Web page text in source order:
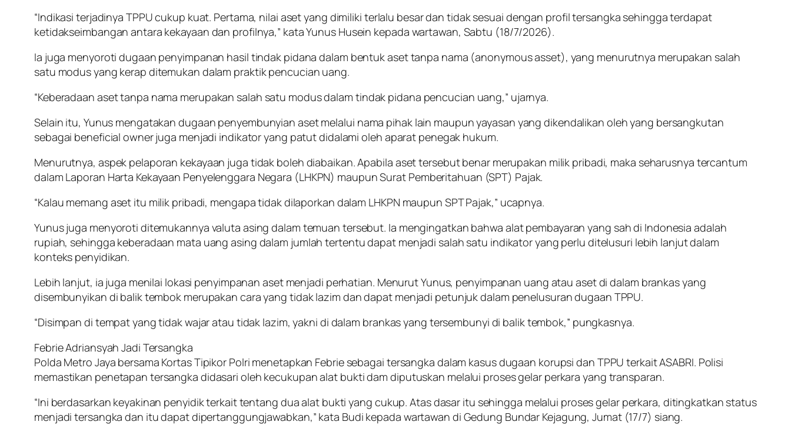
“Indikasi terjadinya TPPU cukup kuat. Pertama, nilai aset yang dimiliki terlalu besar dan tidak sesuai dengan profil tersangka sehingga terdapat
ketidakseimbangan antara kekayaan dan profilnya,” kata Yunus Husein kepada wartawan, Sabtu (18/7/2026).
Ia juga menyoroti dugaan penyimpanan hasil tindak pidana dalam bentuk aset tanpa nama (anonymous asset), yang menurutnya merupakan salah
satu modus yang kerap ditemukan dalam praktik pencucian uang.
“Keberadaan aset tanpa nama merupakan salah satu modus dalam tindak pidana pencucian uang,” ujarnya.
Selain itu, Yunus mengatakan dugaan penyembunyian aset melalui nama pihak lain maupun yayasan yang dikendalikan oleh yang bersangkutan
sebagai beneficial owner juga menjadi indikator yang patut didalami oleh aparat penegak hukum.
Menurutnya, aspek pelaporan kekayaan juga tidak boleh diabaikan. Apabila aset tersebut benar merupakan milik pribadi, maka seharusnya tercantum
dalam Laporan Harta Kekayaan Penyelenggara Negara (LHKPN) maupun Surat Pemberitahuan (SPT) Pajak.
“Kalau memang aset itu milik pribadi, mengapa tidak dilaporkan dalam LHKPN maupun SPT Pajak,” ucapnya.
Yunus juga menyoroti ditemukannya valuta asing dalam temuan tersebut. Ia mengingatkan bahwa alat pembayaran yang sah di Indonesia adalah
rupiah, sehingga keberadaan mata uang asing dalam jumlah tertentu dapat menjadi salah satu indikator yang perlu ditelusuri lebih lanjut dalam
konteks penyidikan.
Lebih lanjut, ia juga menilai lokasi penyimpanan aset menjadi perhatian. Menurut Yunus, penyimpanan uang atau aset di dalam brankas yang
disembunyikan di balik tembok merupakan cara yang tidak lazim dan dapat menjadi petunjuk dalam penelusuran dugaan TPPU.
“Disimpan di tempat yang tidak wajar atau tidak lazim, yakni di dalam brankas yang tersembunyi di balik tembok,” pungkasnya.
Febrie Adriansyah Jadi Tersangka
Polda Metro Jaya bersama Kortas Tipikor Polri menetapkan Febrie sebagai tersangka dalam kasus dugaan korupsi dan TPPU terkait ASABRI. Polisi
memastikan penetapan tersangka didasari oleh kecukupan alat bukti dam diputuskan melalui proses gelar perkara yang transparan.
“Ini berdasarkan keyakinan penyidik terkait tentang dua alat bukti yang cukup. Atas dasar itu sehingga melalui proses gelar perkara, ditingkatkan status
menjadi tersangka dan itu dapat dipertanggungjawabkan,” kata Budi kepada wartawan di Gedung Bundar Kejagung, Jumat (17/7) siang.